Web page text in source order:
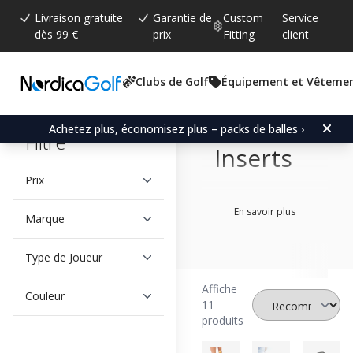
Livraison gratuite
dès 99 €
Garantie de
prix
Custom
Fitting
Service
client
Clubs de Golf Équipement et
Achetez plus, économisez plus – packs de balles ›
Filtre
Prix
Marque
Type de Joueur
Couleur
and
Inserts
En savoir plus
Affiche
11
produits